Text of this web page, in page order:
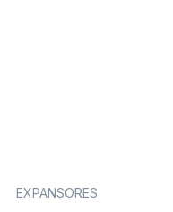
EXPANSORES